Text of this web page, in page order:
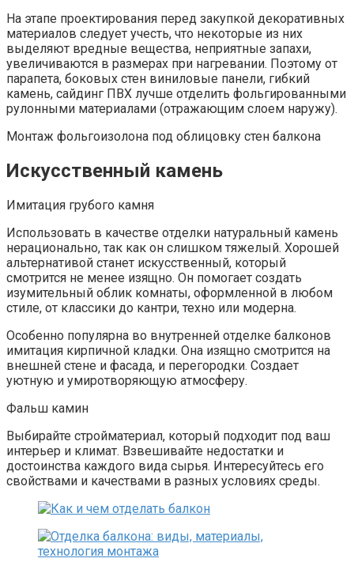
На этапе проектирования перед закупкой декоративных
материалов следует учесть, что некоторые из них
выделяют вредные вещества, неприятные запахи,
увеличиваются в размерах при нагревании. Поэтому от
парапета, боковых стен виниловые панели, гибкий
камень, сайдинг ПВХ лучше отделить фольгированными
рулонными материалами (отражающим слоем наружу).
Монтаж фольгоизолона под облицовку стен балкона
Искусственный камень
Имитация грубого камня
Использовать в качестве отделки натуральный камень
нерационально, так как он слишком тяжелый. Хорошей
альтернативой станет искусственный, который
смотрится не менее изящно. Он помогает создать
изумительный облик комнаты, оформленной в любом
стиле, от классики до кантри, техно или модерна.
Особенно популярна во внутренней отделке балконов
имитация кирпичной кладки. Она изящно смотрится на
внешней стене и фасада, и перегородки. Создает
уютную и умиротворяющую атмосферу.
Фальш камин
Выбирайте стройматериал, который подходит под ваш
интерьер и климат. Взвешивайте недостатки и
достоинства каждого вида сырья. Интересуйтесь его
свойствами и качествами в разных условиях среды.